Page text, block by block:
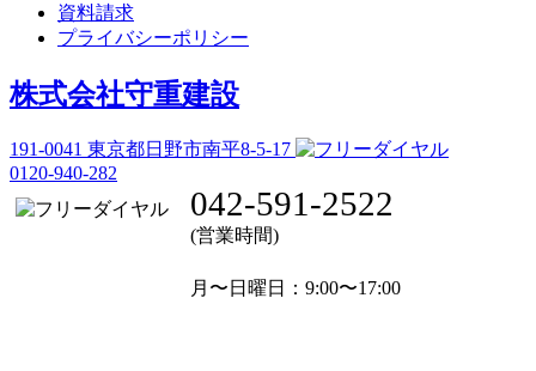
資料請求
プライバシーポリシー
株式会社守重建設
191-0041 東京都日野市南平8-5-17
0120-940-282
042-591-2522
(営業時間)
月〜日曜日 ：9:00〜17:00